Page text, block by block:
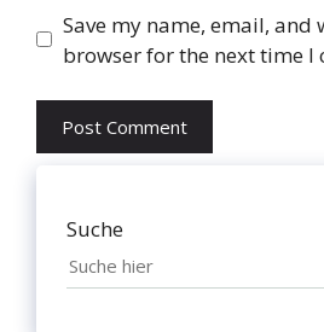
Website
Save my name, email, and
browser for the next time I
Suche